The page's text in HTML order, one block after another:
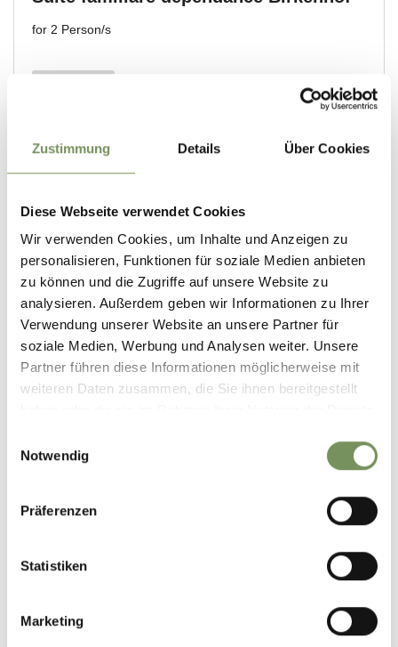
Zustimmung Details Über Cookies
Diese Webseite verwendet Cookies
Wir verwenden Cookies, um Inhalte und Anzeigen zu
personalisieren, Funktionen für soziale Medien anbieten
zu können und die Zugriffe auf unsere Website zu
analysieren. Außerdem geben wir Informationen zu Ihrer
Verwendung unserer Website an unsere Partner für
soziale Medien, Werbung und Analysen weiter. Unsere
Partner führen diese Informationen möglicherweise mit
weiteren Daten zusammen, die Sie ihnen bereitgestellt
Notwendig
Präferenzen
Statistiken
Marketing